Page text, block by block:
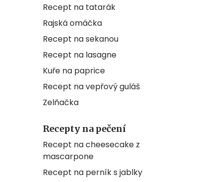
Recept na tatarák
Rajská omáčka
Recept na sekanou
Recept na lasagne
Kuře na paprice
Recept na vepřový guláš
Zelňačka
Recepty na pečení
Recept na cheesecake z
mascarpone
Recept na perník s jablky